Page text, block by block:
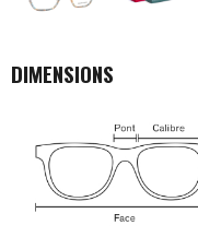
DIMENSIONS